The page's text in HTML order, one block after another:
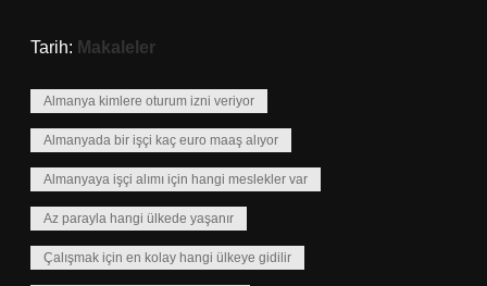
Tarih: Makaleler
Almanya kimlere oturum izni veriyor
Almanyada bir işçi kaç euro maaş alıyor
Almanyaya işçi alımı için hangi meslekler var
Az parayla hangi ülkede yaşanır
Çalışmak için en kolay hangi ülkeye gidilir